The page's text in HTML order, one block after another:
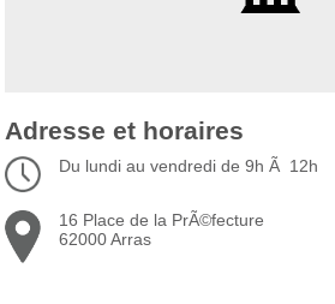
Adresse et horaires
Du lundi au vendredi de 9h Ã 12h
16 Place de la PrÃ©fecture
62000 Arras